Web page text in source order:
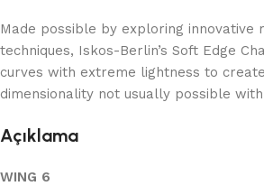
Made possible by exploring innovative
techniques, Iskos-Berlin’s Soft Edge
curves with extreme lightness to
dimensionality not usually possible
Açıklama
WING 6